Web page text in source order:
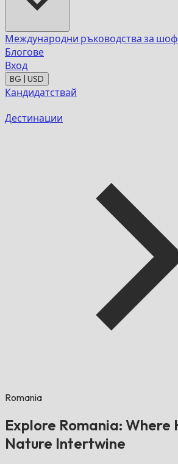
Международни ръководства за
Блогове
Вход
BG | USD
Кандидатствай
Дестинации
Romania
Explore Romania: Where
Nature Intertwine